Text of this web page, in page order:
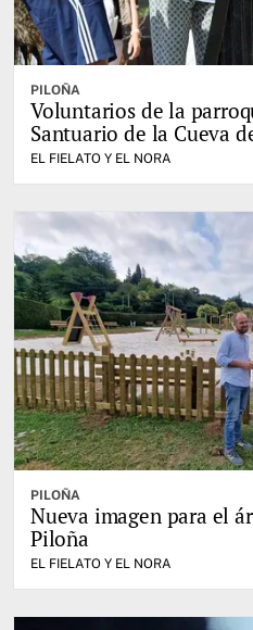
PILOÑA
Voluntarios de la
Santuario de la Cueva
EL FIELATO Y EL NORA
PILOÑA
Nueva imagen para el
Piloña
EL FIELATO Y EL NORA